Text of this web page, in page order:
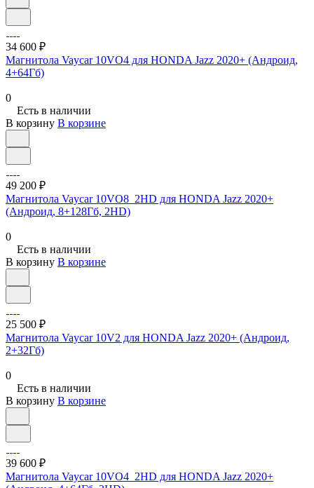
34 600 ₽
Магнитола Vaycar 10VO4 для HONDA Jazz 2020+ (Андроид,
4+64Гб)
0
Есть в наличии
В корзину В корзине
49 200 ₽
Магнитола Vaycar 10VO8_2HD для HONDA Jazz 2020+
(Андроид, 8+128Гб, 2HD)
0
Есть в наличии
В корзину В корзине
25 500 ₽
Магнитола Vaycar 10V2 для HONDA Jazz 2020+ (Андроид,
2+32Гб)
0
Есть в наличии
В корзину В корзине
39 600 ₽
Магнитола Vaycar 10VO4_2HD для HONDA Jazz 2020+